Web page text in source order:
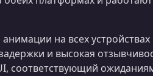
на всех устройствах
и высокая
соответствующий